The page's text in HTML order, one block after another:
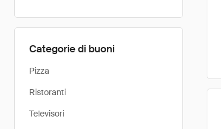
Categorie di buoni
Pizza
Ristoranti
Televisori